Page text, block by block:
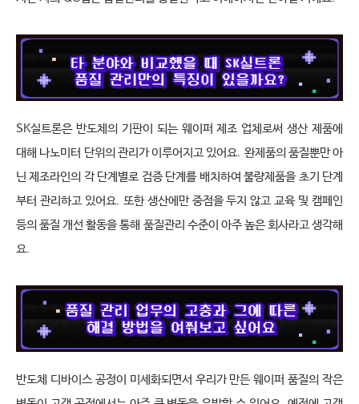
SK실트론은 반도체의 기판이 되는 웨이퍼 제조 업체로써 생산 제품에
대해 나노미터 단위의 관리가 이루어지고 있어요. 완제품의 품질뿐만 아
닌 제조라인의 각 단계별로 검증 단계를 배치하여 불량제품을 초기 단계
부터 관리하고 있어요. 또한 생산에만 중점을 두지 않고 교육 및 캠페인
등의 품질 개선 활동을 통해 품질관리 수준이 아주 높은 회사라고 생각해
요.
반도체 디바이스 공정이 미세화되면서 우리가 만든 웨이퍼 품질의 작은